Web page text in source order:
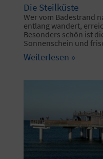
Die Steilküste
Wer vom Badestrand
entlang wandert,
Besonders schön ist
Sonnenschein und
Weiterlesen »